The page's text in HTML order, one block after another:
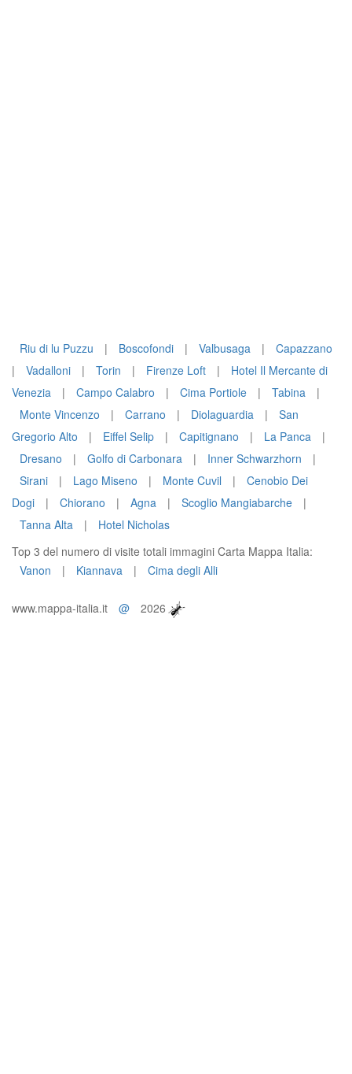
Riu di lu Puzzu | Boscofondi | Valbusaga |
Capazzano
|
Vadalloni | Torin | Firenze Loft |
Hotel Il Mercante di
Venezia
| Campo Calabro | Cima Portiole | Tabina
|
Monte Vincenzo
| Carrano | Diolaguardia |
San
Gregorio Alto
| Eiffel Selip | Capitignano | La Panca
|
Dresano
| Golfo di Carbonara | Inner Schwarzhorn
|
Sirani
| Lago Miseno | Monte Cuvil |
Cenobio Dei
Dogi
| Chiorano | Agna | Scoglio Mangiabarche
|
Tanna Alta
|
Hotel Nicholas
Top 3 del numero di visite totali immagini Carta Mappa Italia:
Vanon
| Kiannava | Cima degli Alli
www.mappa-italia.it @ 2026